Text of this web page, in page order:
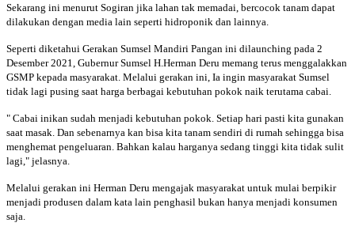
Sekarang ini menurut Sogiran jika lahan tak memadai, bercocok tanam dapat
dilakukan dengan media lain seperti hidroponik dan lainnya.
Seperti diketahui Gerakan Sumsel Mandiri Pangan ini dilaunching pada 2
Desember 2021, Gubernur Sumsel H.Herman Deru memang terus menggalakkan
GSMP kepada masyarakat. Melalui gerakan ini, Ia ingin masyarakat Sumsel
tidak lagi pusing saat harga berbagai kebutuhan pokok naik terutama cabai.
" Cabai inikan sudah menjadi kebutuhan pokok. Setiap hari pasti kita gunakan
saat masak. Dan sebenarnya kan bisa kita tanam sendiri di rumah sehingga bisa
menghemat pengeluaran. Bahkan kalau harganya sedang tinggi kita tidak sulit
lagi," jelasnya.
Melalui gerakan ini Herman Deru mengajak masyarakat untuk mulai berpikir
menjadi produsen dalam kata lain penghasil bukan hanya menjadi konsumen
saja.